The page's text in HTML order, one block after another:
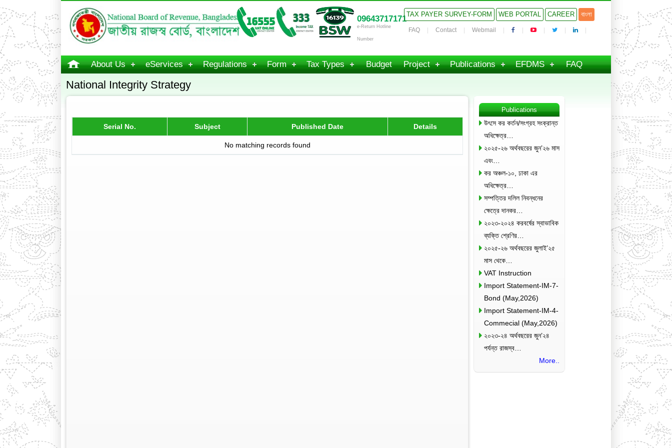
09643717171
e-Return Hotline
Number
TAX PAYER SURVEY-FORM WEB PORTAL CAREER বাংলা
FAQ Contact Webmail
About Us eServices Regulations Form Tax Types Budget Project Publications EFDMS FAQ
National Integrity Strategy
Serial No. Subject Published Date Details
No matching records found
Publications
উৎসে কর কর্তন/সংগ্রহ সংক্রান্ত
অধিক্ষেত্র…
২০২৫-২৬ অর্থবছরের জুন’২৬ মাস
এবং…
কর অঞ্চল-১০, ঢাকা এর
অধিক্ষেত্র…
সম্পত্তির দলিল নিবন্ধনের
ক্ষেত্রে দানকর…
২০২৩-২০২৪ করবর্ষের স্বাভাবিক
ব্যক্তি শ্রেণির…
২০২৫-২৬ অর্থবছরের জুলাই’২৫
মাস থেকে…
VAT Instruction
Import Statement-IM-7-
Bond (May,2026)
Import Statement-IM-4-
Commecial (May,2026)
২০২৩-২৪ অর্থবছরের জুন’২৪
পর্যন্ত রাজস্ব…
More..